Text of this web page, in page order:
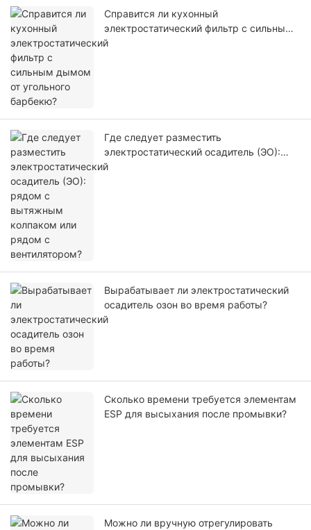
Справится ли кухонный
электростатический фильтр с сильным
дымом от угольного барбекю?
Где следует разместить
электростатический осадитель (ЭО):
рядом с вытяжным колпаком или
Вырабатывает ли электростатический
осадитель озон во время работы?
Сколько времени требуется элементам
ESP для высыхания после промывки?
Можно ли вручную отрегулировать